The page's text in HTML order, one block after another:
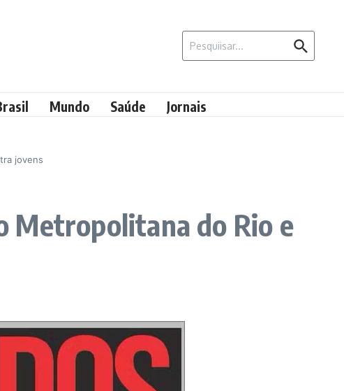
Mundo Saúde Jornais
jovens
Metropolitana do Rio e